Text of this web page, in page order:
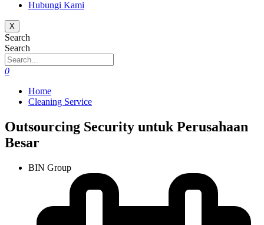
Hubungi Kami
X
Search
Search
0
Home
Cleaning Service
Outsourcing Security untuk Perusahaan
Besar
BIN Group